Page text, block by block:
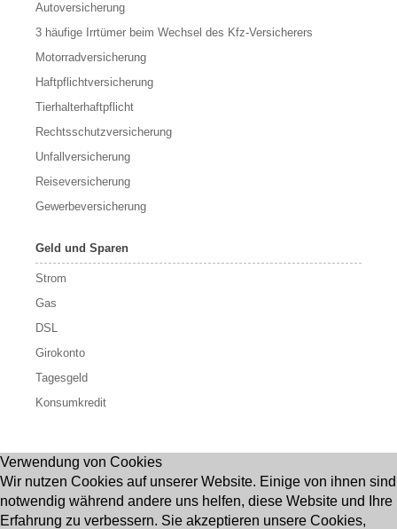
Autoversicherung
3 häufige Irrtümer beim Wechsel des Kfz-Versicherers
Motorradversicherung
Haftpflichtversicherung
Tierhalterhaftpflicht
Rechtsschutzversicherung
Unfallversicherung
Reiseversicherung
Gewerbeversicherung
Geld und Sparen
Strom
Gas
DSL
Girokonto
Tagesgeld
Konsumkredit
Verwendung von Cookies
Wir nutzen Cookies auf unserer Website. Einige von ihnen sind
notwendig während andere uns helfen, diese Website und Ihre
Erfahrung zu verbessern. Sie akzeptieren unsere Cookies,